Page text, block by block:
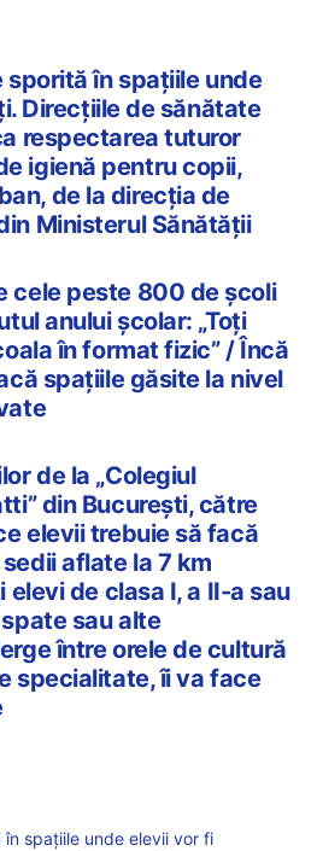
în spațiile unde
Direcțiile de sănătate
respectarea tuturor
igienă pentru copii,
de la direcția de
Ministerul Sănătății
cele peste 800 de școli
anului școlar: „Toți
în format fizic” / Încă
spațiile găsite la nivel
de la „Colegiul
din București, către
elevii trebuie să facă
aflate la 7 km
de clasa I, a II-a sau
sau alte
între orele de cultură
specialitate, îi va face
spațiile unde elevii vor fi